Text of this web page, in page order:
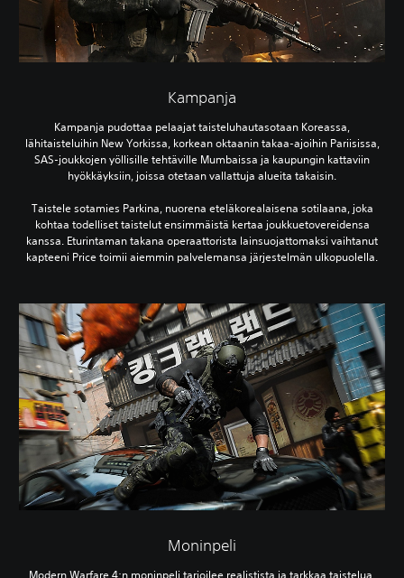
Kampanja
Kampanja pudottaa pelaajat taisteluhautasotaan Koreassa,
lähitaisteluihin New Yorkissa, korkean oktaanin takaa-ajoihin Pariisissa,
SAS-joukkojen yöllisille tehtäville Mumbaissa ja kaupungin kattaviin
hyökkäyksiin, joissa otetaan vallattuja alueita takaisin.
Taistele sotamies Parkina, nuorena eteläkorealaisena sotilaana, joka
kohtaa todelliset taistelut ensimmäistä kertaa joukkuetovereidensa
kanssa. Eturintaman takana operaattorista lainsuojattomaksi vaihtanut
kapteeni Price toimii aiemmin palvelemansa järjestelmän ulkopuolella.
Moninpeli
Modern Warfare 4:n moninpeli tarjoilee realistista ja tarkkaa taistelua,